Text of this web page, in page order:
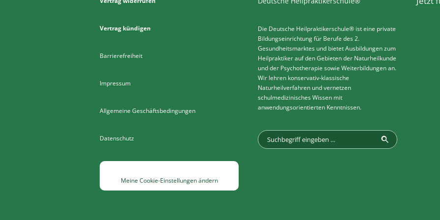
Vertrag kündigen
Barrierefreiheit
Impressum
Allgemeine Geschäftsbedingungen
Datenschutz
Meine Cookie-Einstellungen ändern
Die Deutsche Heilpraktikerschule® ist eine private
Bildungseinrichtung für Berufe des 2.
Gesundheitsmarktes und bietet Ausbildungen zum
Heilpraktiker auf den Gebieten der Naturheilkunde
und der Psychotherapie sowie Weiterbildungen an.
Wir lehren konservativ-klassische
Naturheilverfahren und vernetzen
schulmedizinisches Wissen mit
anwendungsorientierten Kenntnissen.